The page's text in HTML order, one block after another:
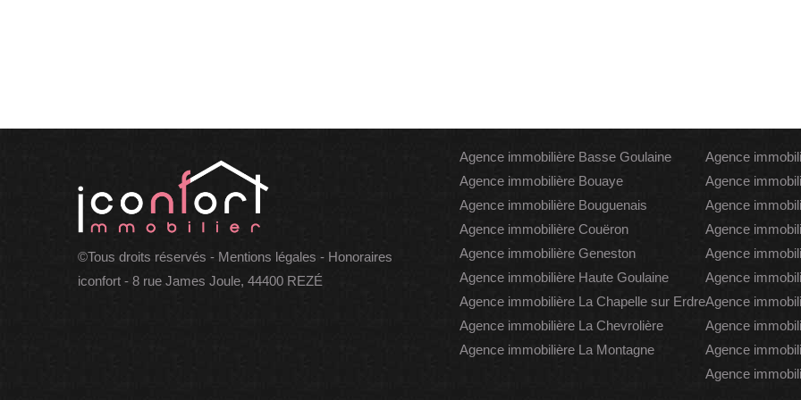
©Tous droits réservés - Mentions légales - Honoraires
iconfort - 8 rue James Joule, 44400 REZÉ
Agence immobilière Basse Goulaine
Agence immobilière Bouaye
Agence immobilière Bouguenais
Agence immobilière Couëron
Agence immobilière Geneston
Agence immobilière Haute Goulaine
Agence immobilière La Chapelle sur Erdre
Agence immobilière La Chevrolière
Agence immobilière La Montagne
Agence
Agence
Agence
Agence
Agence
Agence
Agence
Agence
Agence
Agence